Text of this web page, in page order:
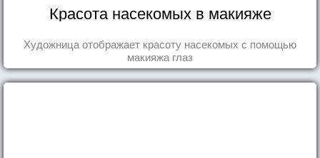
Красота насекомых в макияже
Художница отображает красоту насекомых с помощью
макияжа глаз